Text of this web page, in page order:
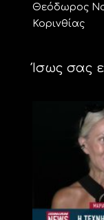
Θεόδωρος
Κορινθίας
Ίσως σας